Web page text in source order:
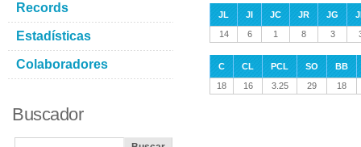
JL JI JC JR JG
14
6 1 8 3
C CL PCL SO
BB
18
16 3.25 29 18
Records
Estadísticas
Colaboradores
Buscador